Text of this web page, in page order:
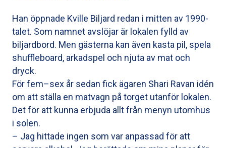
Han öppnade Kville Biljard redan i mitten av 1990-
talet. Som namnet avslöjar är lokalen fylld av
biljardbord. Men gästerna kan även kasta pil, spela
shuffleboard, arkadspel och njuta av mat och
dryck.
För fem–sex år sedan fick ägaren Shari Ravan idén
om att ställa en matvagn på torget utanför lokalen.
Det för att kunna erbjuda allt från menyn utomhus
i solen.
– Jag hittade ingen som var anpassad för att